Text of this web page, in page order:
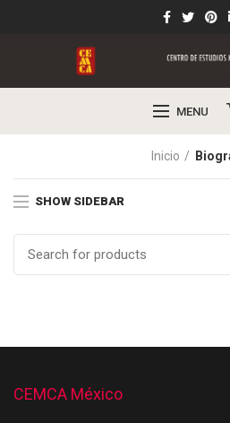
MENU
Inicio
SHOW SIDEBAR
CEMCA México